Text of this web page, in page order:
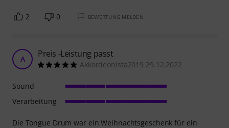
2 0 BEWERTUNG MELDEN
A Preis -Leistung passt
Akkordeonista2019 29.12.2022
Die Tongue Drum war ein Weihnachtsgeschenk für ein
Sound
Verarbeitung